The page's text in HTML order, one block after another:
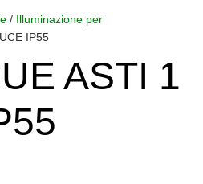
/ Illuminazione per
IP55
ASTI 1